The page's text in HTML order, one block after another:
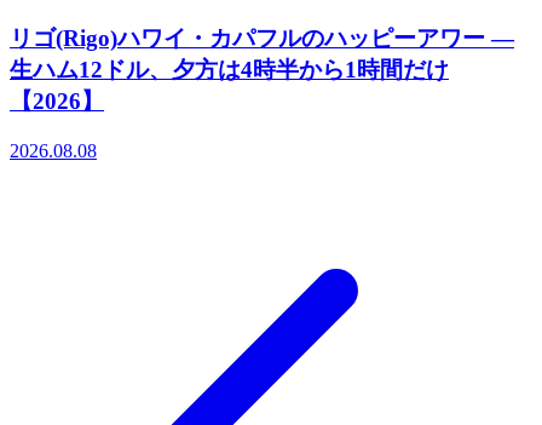
リゴ(Rigo)ハワイ・カパフルのハッピーアワー ―
生ハム12ドル、夕方は4時半から1時間だけ
【2026】
2026.08.08